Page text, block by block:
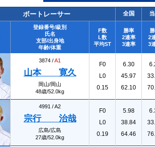
ボートレーサー 全国
登録番号/級別
氏名
支部/出身地
年齢/体重
F数
L数
平均ST
勝率
2連率
3連率
2
3
3874 /A1
山本 寛久
岡山/岡山
48歳/52.0kg
F0
L0
0.15
6.30
45.97
62.10
4991 /A2
宗行 治哉
広島/広島
27歳/52.0kg
F0
L0
0.19
5.98
38.84
64.46